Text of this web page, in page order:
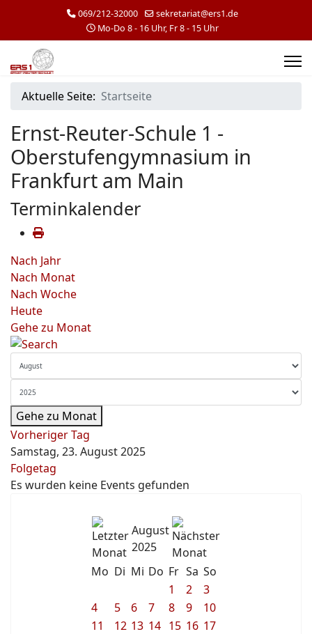
069/212-32000
sekretariat@ers1.de
Mo-Do 8 - 16 Uhr, Fr 8 - 15 Uhr
Aktuelle Seite: Startseite
Ernst-Reuter-Schule 1 -
Oberstufengymnasium in
Frankfurt am Main
Terminkalender
Nach Jahr
Nach Monat
Nach Woche
Heute
Gehe zu Monat
Gehe zu Monat
Vorheriger Tag
Samstag, 23. August 2025
Folgetag
Es wurden keine Events gefunden
August
2025
Mo Di Mi Do Fr Sa So
1
2
3
4
5 6 7 8 9
10
11
12 13 14 15 16 17